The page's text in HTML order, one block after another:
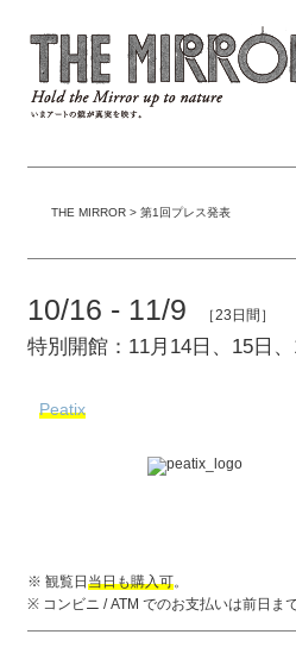
THE MIRROR > 第1回プレス発表
10/16 - 11/9 ［23日間］
特別開館：11月14日、15日、
Peatix
※ 観覧日 当日も購入可。
※ コンビニ / ATM でのお支払いは前日まで